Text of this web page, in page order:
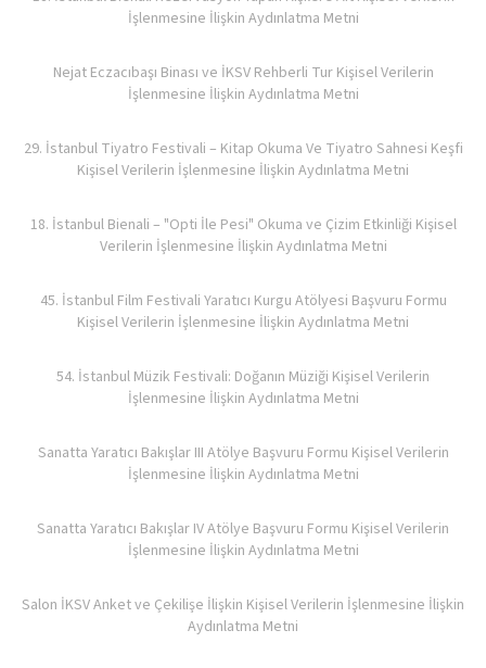
İşlenmesine İlişkin Aydınlatma Metni
Nejat Eczacıbaşı Binası ve İKSV Rehberli Tur Kişisel Verilerin
İşlenmesine İlişkin Aydınlatma Metni
29. İstanbul Tiyatro Festivali – Kitap Okuma Ve Tiyatro Sahnesi Keşfi
Kişisel Verilerin İşlenmesine İlişkin Aydınlatma Metni
18. İstanbul Bienali – "Opti İle Pesi" Okuma ve Çizim Etkinliği Kişisel
Verilerin İşlenmesine İlişkin Aydınlatma Metni
45. İstanbul Film Festivali Yaratıcı Kurgu Atölyesi Başvuru Formu
Kişisel Verilerin İşlenmesine İlişkin Aydınlatma Metni
54. İstanbul Müzik Festivali: Doğanın Müziği Kişisel Verilerin
İşlenmesine İlişkin Aydınlatma Metni
Sanatta Yaratıcı Bakışlar III Atölye Başvuru Formu Kişisel Verilerin
İşlenmesine İlişkin Aydınlatma Metni
Sanatta Yaratıcı Bakışlar IV Atölye Başvuru Formu Kişisel Verilerin
İşlenmesine İlişkin Aydınlatma Metni
Salon İKSV Anket ve Çekilişe İlişkin Kişisel Verilerin İşlenmesine İlişkin
Aydınlatma Metni